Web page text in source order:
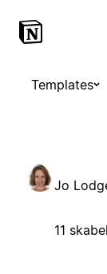
Templates
Jo
11